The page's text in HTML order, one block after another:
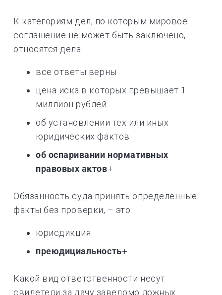
К категориям дел, по которым мировое
соглашение не может быть заключено,
относятся дела:
все ответы верны
цена иска в которых превышает 1
миллион рублей
об установлении тех или иных
юридических фактов
об оспаривании нормативных
правовых актов+
Обязанность суда принять определенные
факты без проверки, – это:
юрисдикция
преюдициальность+
Какой вид ответственности несут
свидетели за дачу заведомо ложных